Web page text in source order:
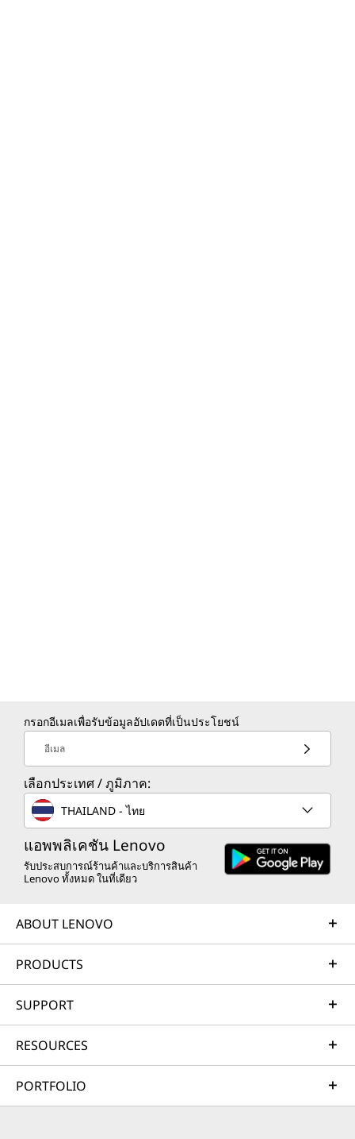
กรอกอีเมลเพื่อรับข้อมูลอัปเดตที่เป็นประโยชน์
อีเมล
เลือกประเทศ / ภูมิภาค:
THAILAND - ไทย
แอพพลิเคชัน Lenovo
รับประสบการณ์ร้านค้าและบริการสินค้า
Lenovo ทั้งหมด ในที่เดียว
ABOUT LENOVO
PRODUCTS
SUPPORT
RESOURCES
PORTFOLIO